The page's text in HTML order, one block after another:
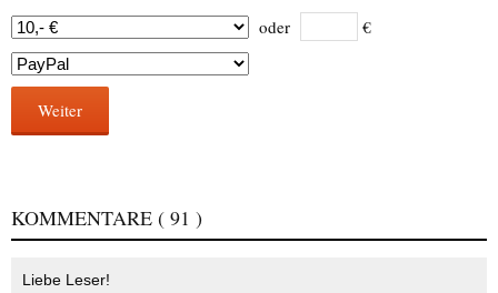
oder €
Weiter
KOMMENTARE ( 91 )
Liebe Leser!